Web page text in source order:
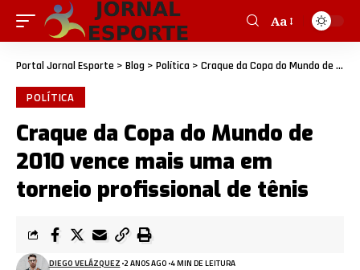
Aa
Portal Jornal Esporte > Blog > Política > Craque da Copa do Mundo de 2010 vence mais uma em torneio profissional de tênis
POLÍTICA
Craque da Copa do Mundo de
2010 vence mais uma em
torneio profissional de tênis
DIEGO VELÁZQUEZ 2 ANOS AGO 4 MIN DE LEITURA